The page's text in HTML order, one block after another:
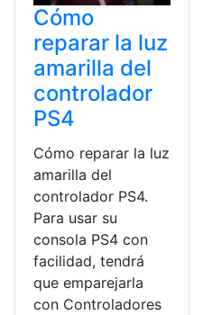
Cómo
reparar la luz
amarilla del
controlador
PS4
Cómo reparar la luz
amarilla del
controlador PS4.
Para usar su
consola PS4 con
facilidad, tendrá
que emparejarla
con Controladores